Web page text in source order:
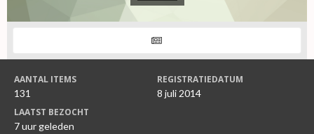
AANTAL ITEMS
131
REGISTRATIEDATUM
8 juli 2014
LAATST BEZOCHT
7 uur geleden